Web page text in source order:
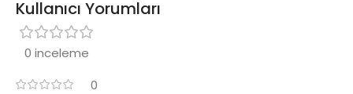
Kullanıcı Yorumları
0 inceleme
0